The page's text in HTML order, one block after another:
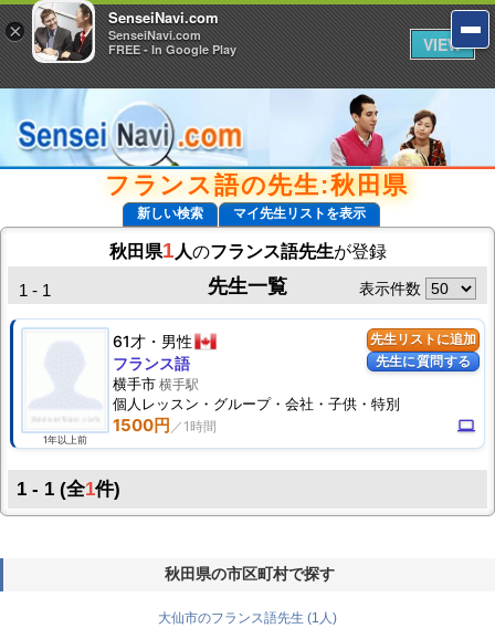
フランス語の先生:秋田県
新しい検索 マイ先生リストを表示
秋田県1 人のフランス語先生が登録
先生一覧
1 - 1 表示件数
先生リストに追加
先生に質問する
1年以上前
61才 男性
1500円 computer
フランス語
横手市 横手駅
個人 レッスン ・グループ・会社・子供・特別
1 - 1 (全1件)
秋田県の市区町村で探す
大仙市のフランス語先生 (1人)
×
SenseiNavi.com
SenseiNavi.com
FREE - In Google Play
VIEW
×
SenseiNavi.com
SenseiNavi.com
FREE - In Google Play
VIEW